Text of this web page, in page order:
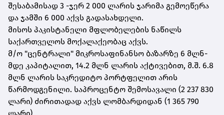
შესაბამისად 3 -ჯერ 2 000 ლარის ჯარიმა გემოეწერა
და ჯამში 6 000 აქვს გადასახდელი.
მისოს პაკისტანელი მფლობელების ნაწილს
საქართველოს მოქალაქეობაც აქვს.
მ/ო "ცენტრალი" მიკროსაფინანსო ბაზარზე 6 მლნ-
მდე კაპიტალით, 14.2 მლნ ლარის აქტივებით, მ.შ. 6.8
მლნ ლარის საკრედიტო პორტფელით არის
წარმოდგენილი. საპროცენტო შემოსავალი (2 237 830
ლარი) ძირითადად აქვს ლომბარდიდან (1 365 790